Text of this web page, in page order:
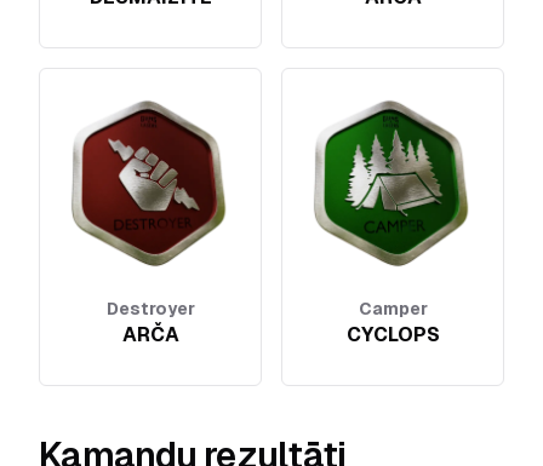
Destroyer
ARČA
Camper
CYCLOPS
Kamandu rezultāti